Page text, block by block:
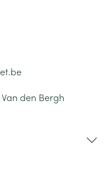
den Bergh